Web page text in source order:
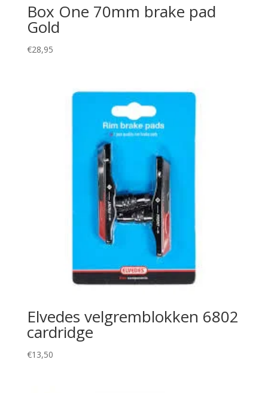
Box One 70mm brake pad
Gold
€28,95
Elvedes velgremblokken 6802
cardridge
€13,50